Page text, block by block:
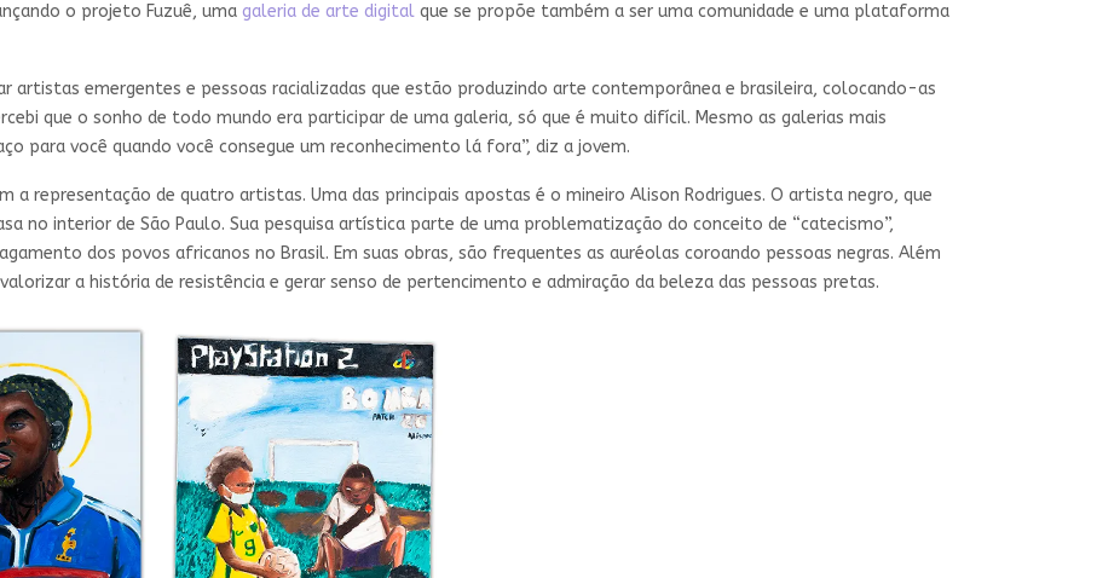
o projeto Fuzuê, uma galeria de arte digital que se propõe também a ser uma comunidade e uma plataforma
artistas emergentes e pessoas racializadas que estão produzindo arte contemporânea e brasileira, colocando-as
que o sonho de todo mundo era participar de uma galeria, só que é muito difícil. Mesmo as galerias mais
para você quando você consegue um reconhecimento lá fora”, diz a jovem.
a representação de quatro artistas. Uma das principais apostas é o mineiro Alison Rodrigues. O artista negro, que
no interior de São Paulo. Sua pesquisa artística parte de uma problematização do conceito de “catecismo”,
dos povos africanos no Brasil. Em suas obras, são frequentes as auréolas coroando pessoas negras. Além
a história de resistência e gerar senso de pertencimento e admiração da beleza das pessoas pretas.